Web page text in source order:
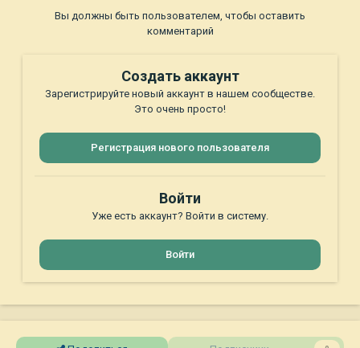
Вы должны быть пользователем, чтобы оставить
комментарий
Создать аккаунт
Зарегистрируйте новый аккаунт в нашем сообществе.
Это очень просто!
Регистрация нового пользователя
Войти
Уже есть аккаунт? Войти в систему.
Войти